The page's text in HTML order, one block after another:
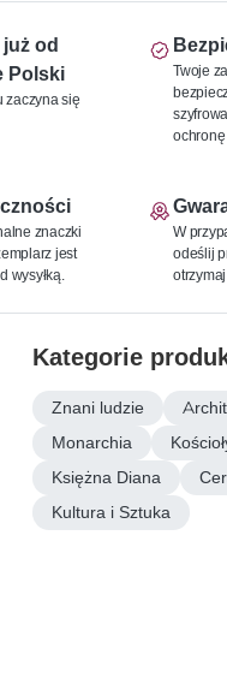
od
Polski
zaczyna się
Twoje
ochronę
znaczki
jest
wysyłką.
W
odeślij
Kategorie
Znani ludzie
Monarchia
Księżna Diana
Kultura i Sztuka